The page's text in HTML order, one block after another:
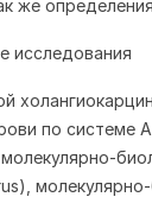
же
исследования
по системе